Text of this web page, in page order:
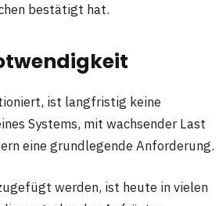
bestätigt hat.
ist langfristig keine
Systems, mit wachsender Last
eine grundlegende Anforderung.
werden, ist heute in vielen